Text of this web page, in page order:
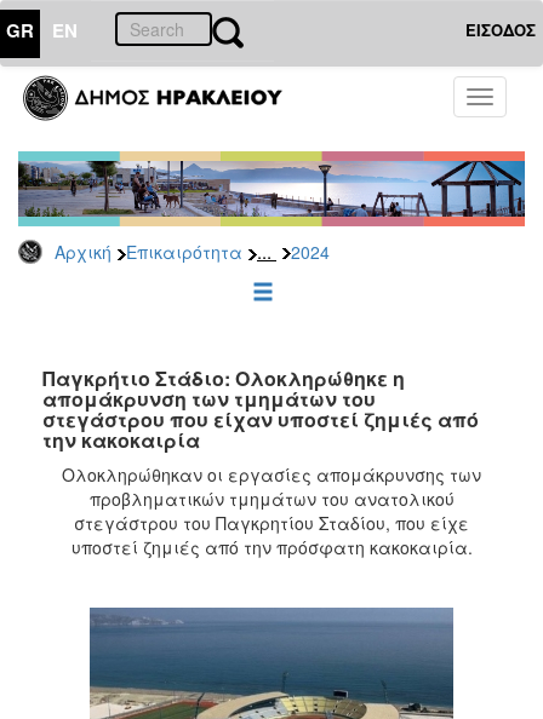
GR EN ΕΙΣΟΔΟΣ
Toggle
Αρχική Επικαιρότητα ... 2024
ΕΠΙΚΑΙΡΟΤΗΤΑ
Τύπου
Αρχείο
2026
2025
2022
2021
2020
2019
2018
2017
2015
2012
Παγκρήτιο Στάδιο: Ολοκληρώθηκε η
απομάκρυνση των τμημάτων του
στεγάστρου που είχαν υποστεί ζημιές από
την κακοκαιρία
Ολοκληρώθηκαν οι εργασίες απομάκρυνσης των
προβληματικών τμημάτων του ανατολικού
στεγάστρου του Παγκρητίου Σταδίου, που είχε
υποστεί ζημιές από την πρόσφατη κακοκαιρία.